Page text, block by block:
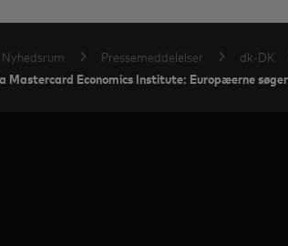
Nyhedsrum Pressemeddelelser dk-DK
Mastercard Economics Institute: Europæerne